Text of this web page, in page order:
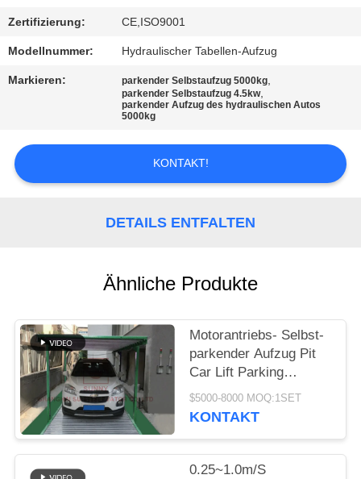
SIE
MIT
UNS
VERBINDUNG
FORDERN
PRIVACY
POLICY
Zertifizierung: CE,ISO9001
Modellnummer: Hydraulischer Tabellen-Aufzug
Markieren: parkender Selbstaufzug 5000kg,
parkender Selbstaufzug 4.5kw,
parkender Aufzug des hydraulischen Autos
5000kg
KONTAKT!
DETAILS ENTFALTEN
Ähnliche Produkte
Motorantriebs- Selbst-
parkender Aufzug Pit
Car Lift Parking
Systems PDK für
Haupt-2000kg
$5000-8000 MOQ:1SET
KONTAKT
0.25~1.0m/S